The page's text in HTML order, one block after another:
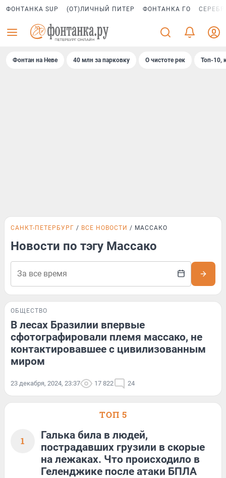
ФОНТАНКА SUP (ОТ)ЛИЧНЫЙ ПИТЕР ФОНТАНКА ГО
Фонтан на Неве 40 млн за парковку О чистоте рек Топ-10,
САНКТ-ПЕТЕРБУРГ ВСЕ НОВОСТИ МАССАКО
Новости по тэгу Массако
ОБЩЕСТВО
В лесах Бразилии впервые
сфотографировали племя массако, не
контактировавшее с цивилизованным
миром
23 декабря, 2024, 23:37 17 822 24
ТОП 5
1
Галька била в людей,
пострадавших грузили в скорые
на лежаках. Что происходило в
Геленджике после атаки БПЛА